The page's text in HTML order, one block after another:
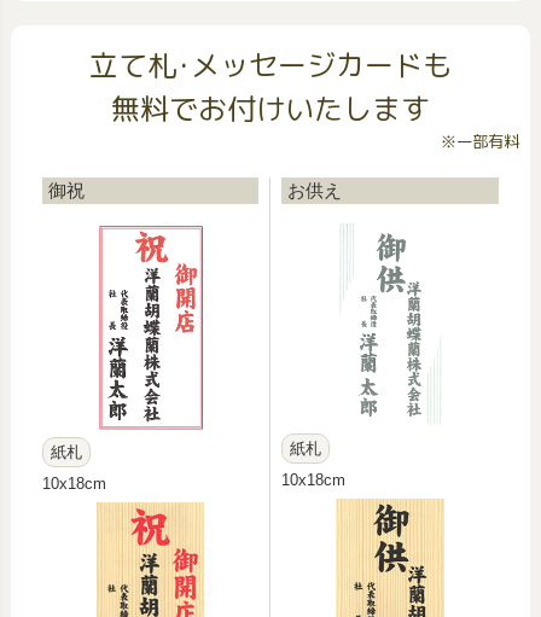
立て札･メッセージカードも
無料でお付けいたします
※一部有料
御祝
紙札
10x18cm
お供え
紙札
10x18cm